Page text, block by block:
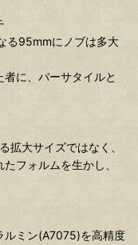
る95mmにノブは多大
に、バーサタイルと
拡大サイズではなく、
フォルムを生かし、
ルミン(A7075)を高精度